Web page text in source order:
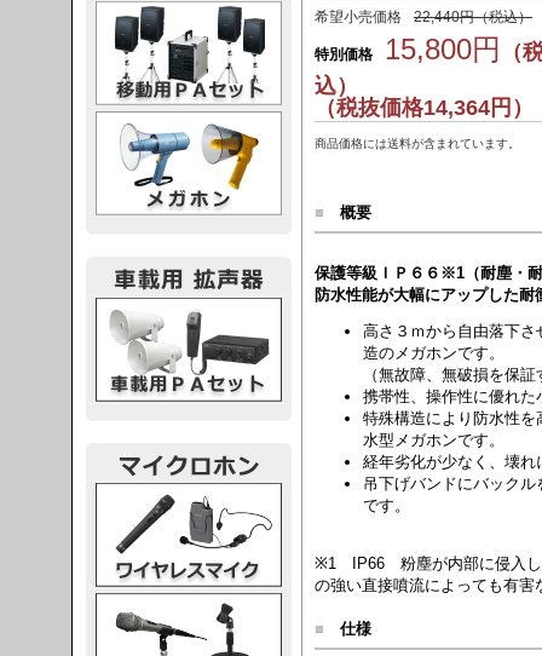
希望小売価格
22,440円（税込）
特別価格 15,800円 （
込）
（税抜価格14,364円）
商品価格には送料が含まれています。
■ 概要
保護等級ＩＰ６６※1（耐塵・
防水性能が大幅にアップした
高さ３ｍから自由落下
造のメガホンです。
（無故障、無破損を保
携帯性、操作性に優れた
特殊構造により防水性
水型メガホンです。
経年劣化が少なく、壊
吊下げバンドにバック
です。
※1 IP66 粉塵が内部に侵入し
の強い直接噴流によっても有害
■ 仕様